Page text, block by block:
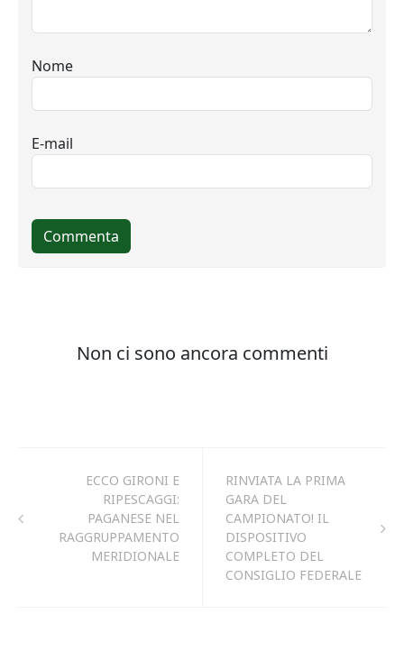
ECCO GIRONI E
RIPESCAGGI:
PAGANESE NEL
RAGGRUPPAMENTO
MERIDIONALE
RINVIATA LA PRIMA
GARA DEL
CAMPIONATO! IL
DISPOSITIVO
COMPLETO DEL
CONSIGLIO FEDERALE